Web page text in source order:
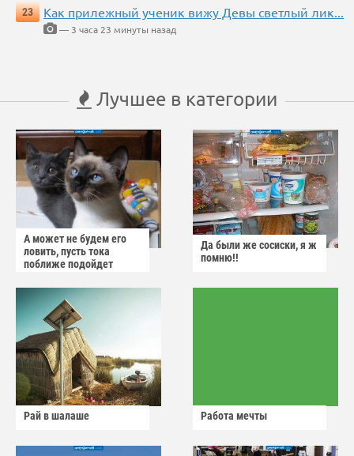
23
Как прилежный ученик вижу Девы светлый лик...
— 3 часа 23 минуты назад
Лучшее в категории
А может не будем его
ловить, пусть тока
поближе подойдет
Да были же сосиски, я ж
помню!!
Рай в шалаше Работа мечты